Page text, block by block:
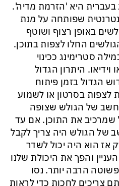
היא 'הזרמת מדיה'.
שפותחה על מנת
באופן רצוף ושוטף
החלו לצפות בתוכן.
סטרימינג ככינוי
וידיאו. היתרון הגדול
הגדול בזמן פיתוח
לצפות בסרטון או לשמוע
של הגולש שצופה
שמרכיב את התוכן. אם עד
של הגולש היה צריך לקבל
אז הוא היה יכול לשדר
והפך את היכולת שלנו
הרבה יותר. נסו
צריכים לחכות כדי לראות